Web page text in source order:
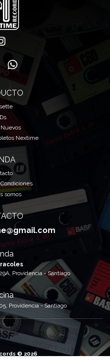
Nextime
somos
Providencia - Santiago
Providencia - Santiago
© 2026